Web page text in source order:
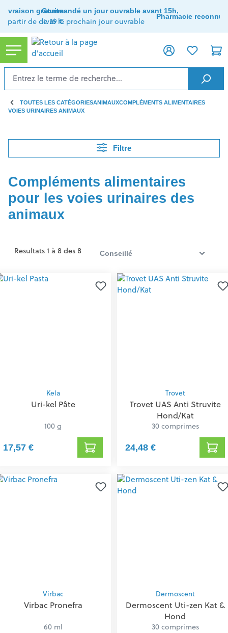
principal
Livraison gratuite
à partir de de 29 €
Commandé un jour ouvrable avant 15h,
livré le prochain jour ouvrable
Pharmacie reconnue
TOUTES LES CATÉGORIESANIMAUXCOMPLÉMENTS ALIMENTAIRES
VOIES URINAIRES ANIMAUX
Filtre
Compléments alimentaires
pour les voies urinaires des
animaux
Resultats 1 à 8 des 8
Kela
Uri-kel Pâte
100 g
17,57 €
Trovet
Trovet UAS Anti Struvite
Hond/Kat
30 comprimes
24,48 €
Virbac
Virbac Pronefra
60 ml
Dermoscent
Dermoscent Uti-zen Kat &
Hond
30 comprimes